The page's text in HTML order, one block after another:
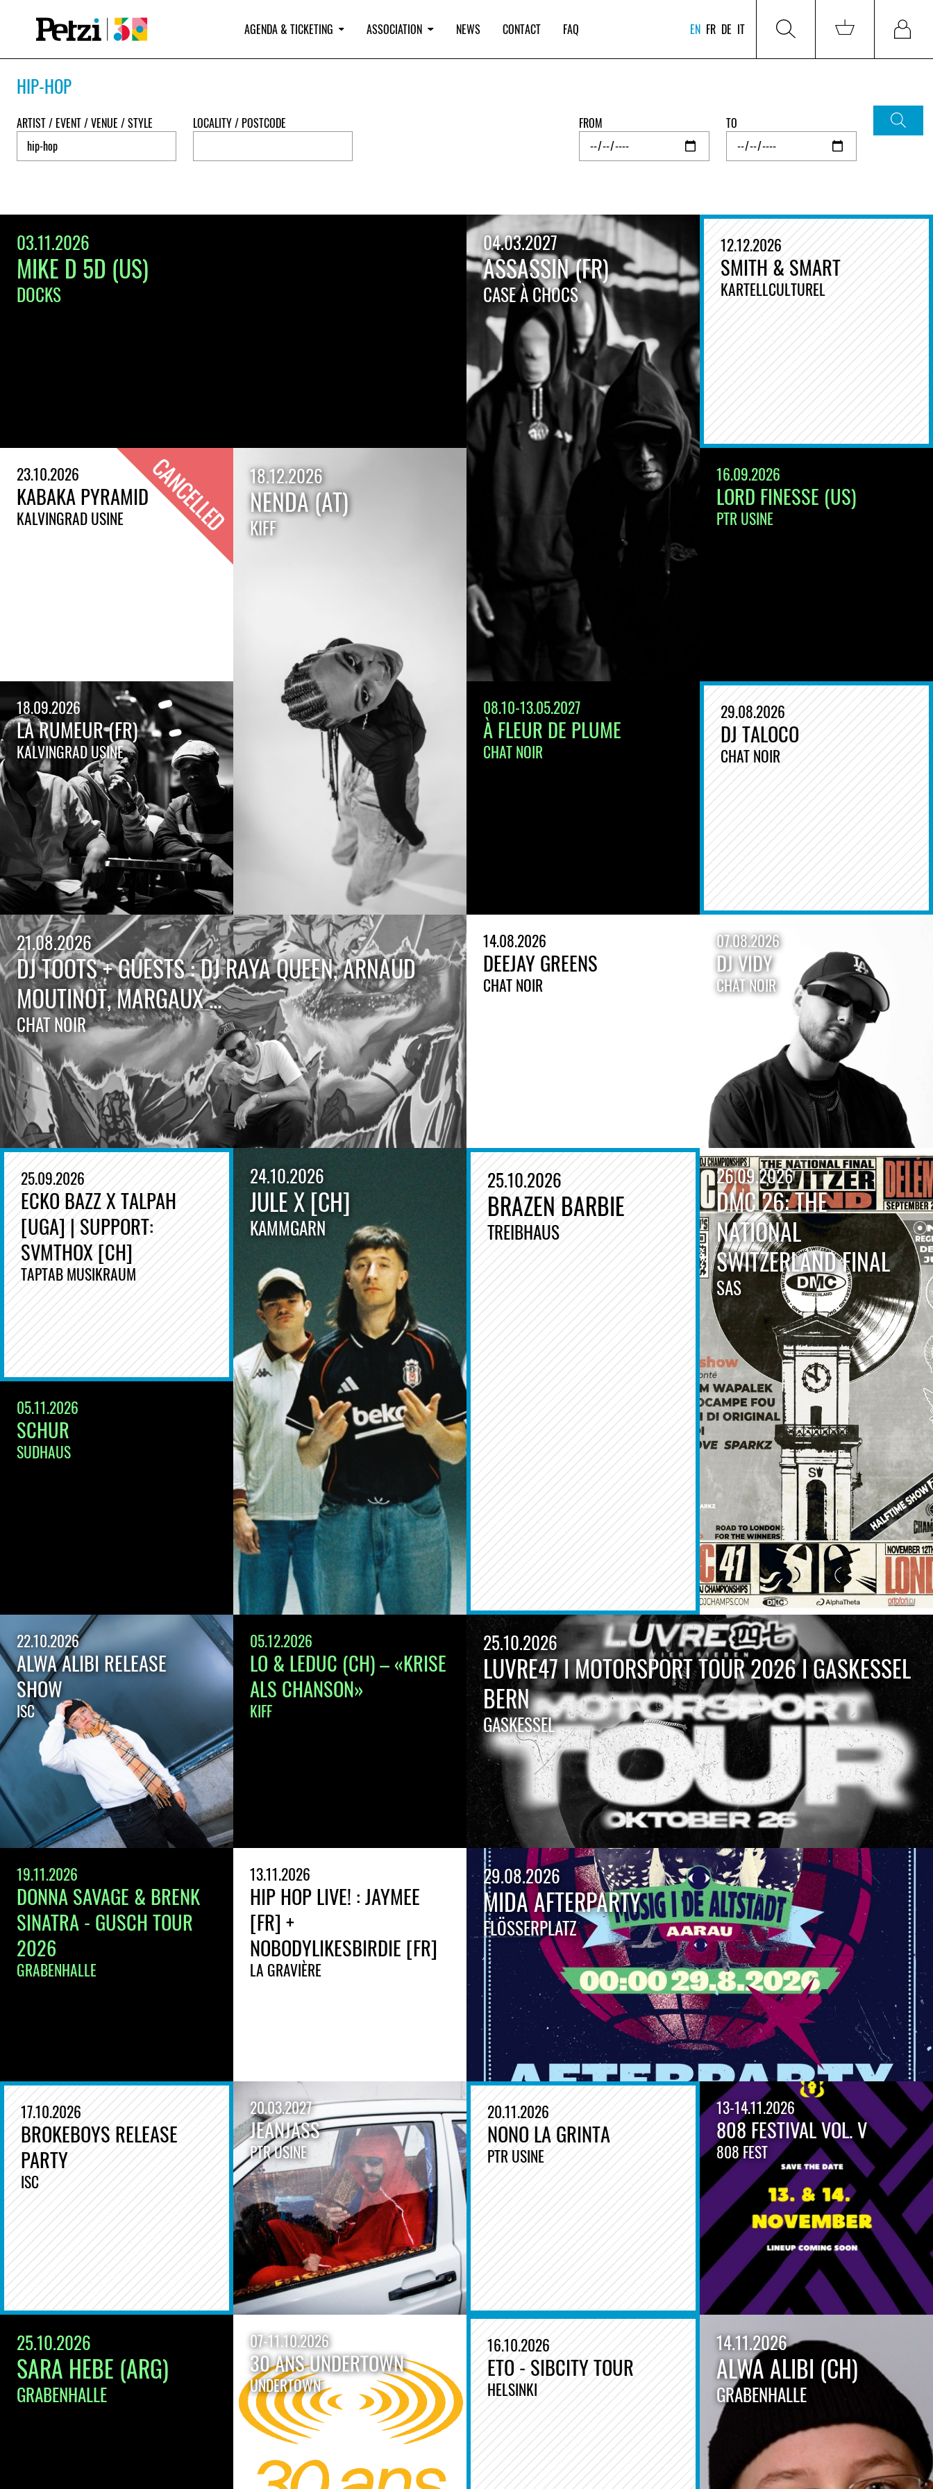
AGENDA & TICKETING ASSOCIATION NEWS CONTACT FAQ EN FR DE IT
HIP-HOP
ARTIST / EVENT / VENUE / STYLE LOCALITY / POSTCODE FROM TO
03.11.2026
MIKE D 5D (US)
DOCKS
04.03.2027
ASSASSIN (FR)
CASE À CHOCS
12.12.2026
SMITH & SMART
KARTELLCULTUREL
23.10.2026
KABAKA PYRAMID
KALVINGRAD USINE
18.12.2026
NENDA (AT)
KIFF
16.09.2026
LORD FINESSE (US)
PTR USINE
18.09.2026
LA RUMEUR (FR)
KALVINGRAD USINE
08.10-13.05.2027
À FLEUR DE PLUME
CHAT NOIR
21.08.2026
DJ TOOTS + GUESTS : DJ RAYA QUEEN, ARNAUD
MOUTINOT, MARGAUX ...
CHAT NOIR
29.08.2026
DJ TALOCO
CHAT NOIR
14.08.2026
DEEJAY GREENS
CHAT NOIR
07.08.2026
DJ VIDY
CHAT NOIR
25.09.2026
ECKO BAZZ X TALPAH
[UGA] | SUPPORT:
SVMTHOX [CH]
TAPTAB MUSIKRAUM
24.10.2026
JULE X [CH]
KAMMGARN
25.10.2026
BRAZEN BARBIE
TREIBHAUS
26.09.2026
DMC 26: THE
NATIONAL
SWITZERLAND FINAL
SAS
05.11.2026
SCHUR
SUDHAUS
22.10.2026
ALWA ALIBI RELEASE
SHOW
ISC
05.12.2026
LO & LEDUC (CH) – «KRISE
ALS CHANSON»
KIFF
25.10.2026
LUVRE47 I MOTORSPORT TOUR 2026 I GASKESSEL
BERN
GASKESSEL
19.11.2026
DONNA SAVAGE & BRENK
SINATRA - GUSCH TOUR
2026
GRABENHALLE
13.11.2026
HIP HOP LIVE! : JAYMEE
[FR] +
NOBODYLIKESBIRDIE [FR]
LA GRAVIÈRE
29.08.2026
MIDA AFTERPARTY
FLÖSSERPLATZ
17.10.2026
BROKEBOYS RELEASE
PARTY
ISC
20.03.2027
JEANJASS
PTR USINE
20.11.2026
NONO LA GRINTA
PTR USINE
13-14.11.2026
808 FESTIVAL VOL. V
808 FEST
25.10.2026
SARA HEBE (ARG)
GRABENHALLE
07-11.10.2026
30 ANS UNDERTOWN
UNDERTOWN
16.10.2026
ETO - SIBCITY TOUR
HELSINKI
14.11.2026
ALWA ALIBI (CH)
GRABENHALLE